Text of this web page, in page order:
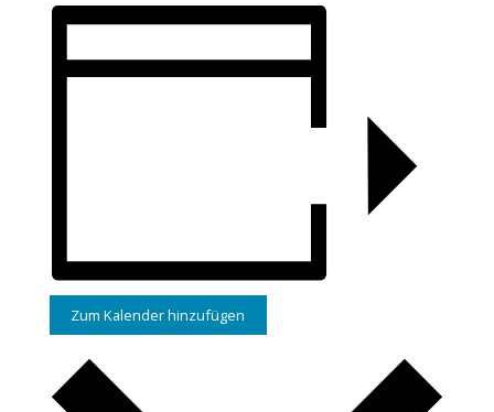
Zum Kalender hinzufügen